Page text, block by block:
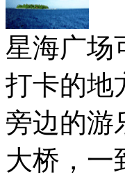
星海广场
打卡的地
旁边的游
大桥，一